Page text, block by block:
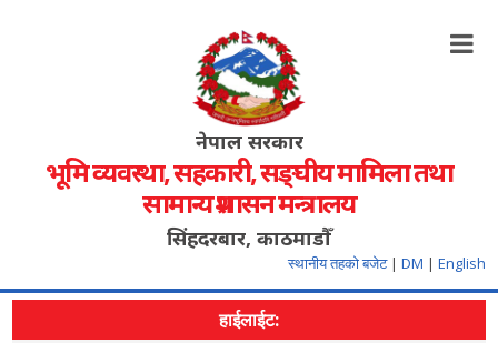
नेपाल सरकार
भूमि व्यवस्था, सहकारी, सङ्‍घीय मामिला तथा
सामान्य प्रशासन मन्त्रालय
सिंहदरबार, काठमाडौँ
स्थानीय तहको बजेट | DM | English
हाईलाईट: